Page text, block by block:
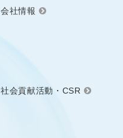
会社情報
社会貢献活動・CSR